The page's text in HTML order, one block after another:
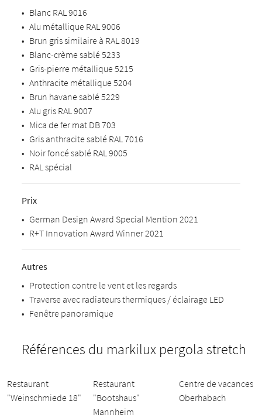
• Blanc RAL 9016
• Alu métallique RAL 9006
• Brun gris similaire à RAL 8019
• Blanc-crème sablé 5233
• Gris-pierre métallique 5215
• Anthracite métallique 5204
• Brun havane sablé 5229
• Alu gris RAL 9007
• Mica de fer mat DB 703
• Gris anthracite sablé RAL 7016
• Noir foncé sablé RAL 9005
• RAL spécial
Prix
• German Design Award Special Mention 2021
• R+T Innovation Award Winner 2021
Autres
• Protection contre le vent et les regards
• Traverse avec radiateurs thermiques / éclairage LED
• Fenêtre panoramique
Références du markilux pergola stretch
Restaurant
"Weinschmiede 18"
Restaurant
"Bootshaus"
Mannheim
Centre de vacances
Oberhabach